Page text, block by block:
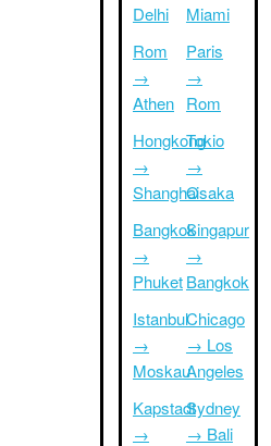
Delhi
Rom
→
Athen
Hongkong
→
Shanghai
Bangkok
→
Phuket
Istanbul
→
Moskau
Kapstadt
→
Miami
Paris
→
Rom
Tokio
→
Osaka
Singapur
→
Bangkok
Chicago
→ Los
Angeles
Sydney
→ Bali